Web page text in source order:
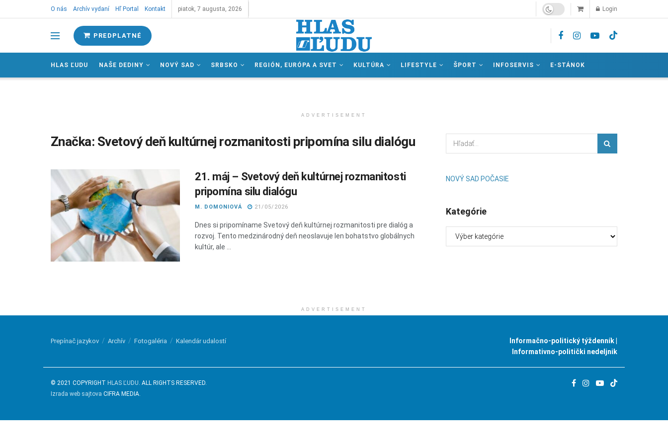
O nás Archív vydaní Hľ Portal Kontakt piatok, 7 augusta, 2026 Login
PREDPLATNÉ
HLAS ĽUDU NAŠE DEDINY NOVÝ SAD SRBSKO REGIÓN, EURÓPA A SVET KULTÚRA LIFESTYLE ŠPORT INFOSERVIS E-STÁNOK
ADVERTISEMENT
Značka: Svetový deň kultúrnej rozmanitosti pripomína silu dialógu
21. máj – Svetový deň kultúrnej rozmanitosti
pripomína silu dialógu
M. DOMONIOVÁ 21/05/2026
Dnes si pripomíname Svetový deň kultúrnej rozmanitosti pre dialóg a
rozvoj. Tento medzinárodný deň neoslavuje len bohatstvo globálnych
kultúr, ale ...
NOVÝ SAD POČASIE
Kategórie
ADVERTISEMENT
Prepínač jazykov Archív Fotogaléria Kalendár udalostí
Informačno-politický týždenník |
Informativno-politički nedeljnik
© 2021 COPYRIGHT HLAS ĽUDU. ALL RIGHTS RESERVED.
Izrada web sajtova CIFRA MEDIA.